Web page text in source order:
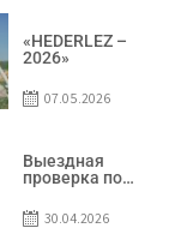
грантов
предприятия
Baurlukhouse
«HEDERLEZ –
2026»
07.05.2026
Выездная
проверка по
соблюдения
условий
30.04.2026